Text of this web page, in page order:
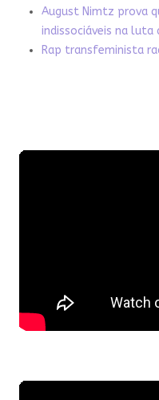
August Nimtz prova
indissociáveis na
Rap transfeminista